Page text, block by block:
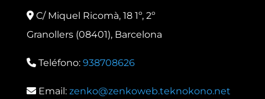
C/ Miquel Ricomà, 18 1º, 2º
Granollers (08401), Barcelona
Teléfono: 938708626
Email: zenko@zenkoweb.teknokono.net